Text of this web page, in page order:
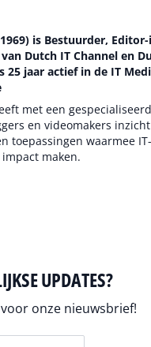
is Bestuurder,
Dutch IT Channel en
25 jaar actief in de IT
met een
en videomakers
toepassingen waarmee
maken.
UPDATES?
onze nieuwsbrief!